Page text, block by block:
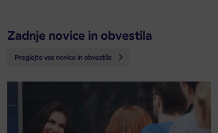
Zadnje novice in obvestila
Preglejte vse novice in obvestila